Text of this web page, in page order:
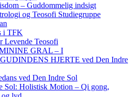
– Guddommelig indsigt
og Teosofi Studiegruppe
i TFK
Levende Teosofi
GRAL – I
HJERTE ved Den Indre
ved Den Indre Sol
Sol: Holistisk Motion – Qi gong,